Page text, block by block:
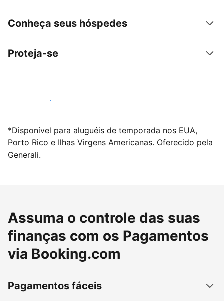
Conheça seus hóspedes
Proteja-se
Anunciar conosco
*Disponível para aluguéis de temporada nos EUA,
Porto Rico e Ilhas Virgens Americanas. Oferecido pela
Generali.
Assuma o controle das suas
finanças com os Pagamentos
via Booking.com
Pagamentos fáceis